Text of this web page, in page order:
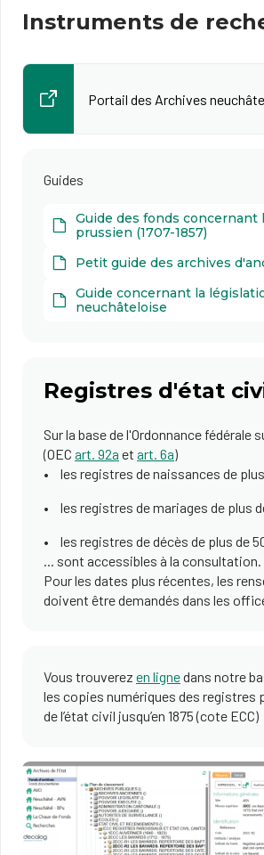
Instruments de
Portail des Archives
Guides
Guide des fonds concernant
prussien (1707-1857)
Petit guide des archives
Guide concernant la
neuchâteloise
Registres d'état
Sur la base de l'Ordonnance fédérale
(OEC art. 92a et art. 6a​)​
les registres de naissances de plus
les registres de mariages de plus
les registres de décès de plus de
... sont accessibles à la consultation.
Pour les dates plus récentes, les
doivent être demandés dans les
Vous trouverez en lignedans notre
les copies numériques des registres
de l’état civil jusqu’en 1875 (cote ECC)